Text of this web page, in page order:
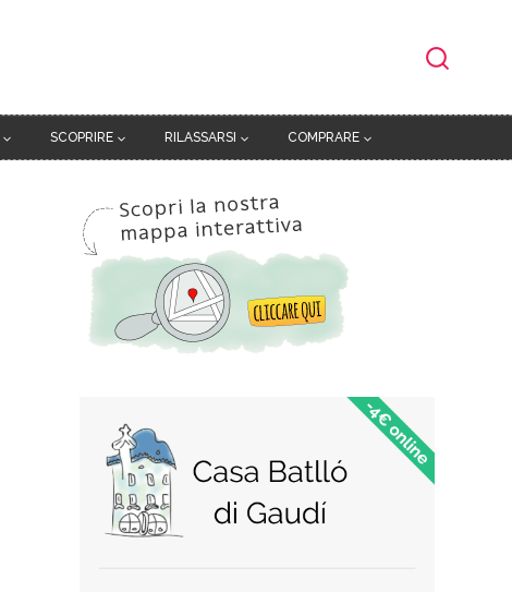
SCOPRIRE RILASSARSI COMPRARE